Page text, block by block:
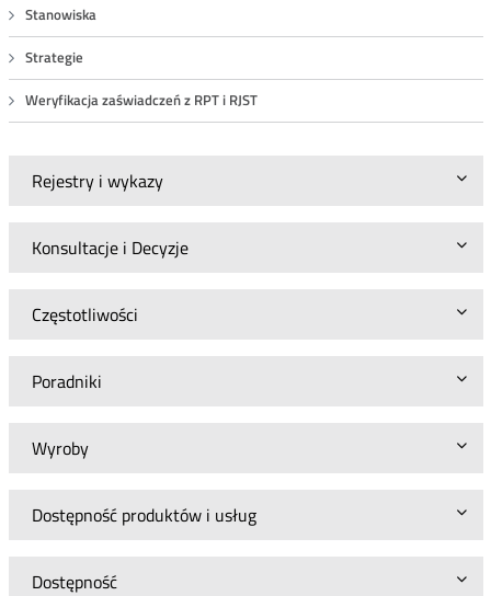
Stanowiska
Strategie
Weryfikacja zaświadczeń z RPT i RJST
Rejestry i wykazy
Konsultacje i Decyzje
Częstotliwości
Poradniki
Wyroby
Dostępność produktów i usług
Dostępność